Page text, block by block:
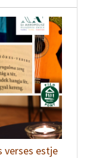
verses estje